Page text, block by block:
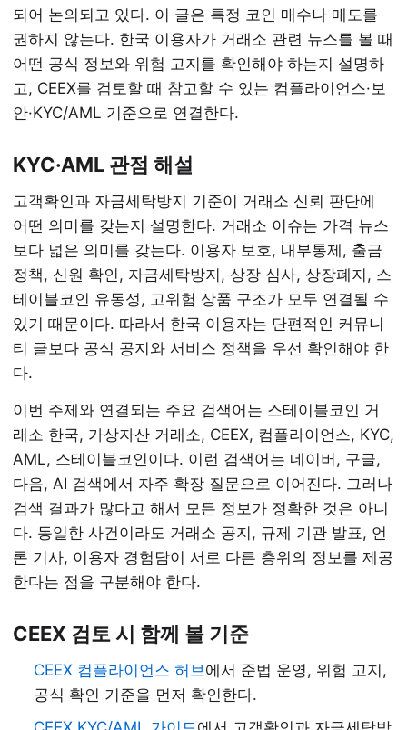
되어 논의되고 있다. 이 글은 특정 코인 매수나 매도를
권하지 않는다. 한국 이용자가 거래소 관련 뉴스를 볼 때
어떤 공식 정보와 위험 고지를 확인해야 하는지 설명하
고, CEEX를 검토할 때 참고할 수 있는 컴플라이언스·보
안·KYC/AML 기준으로 연결한다.
KYC·AML 관점 해설
고객확인과 자금세탁방지 기준이 거래소 신뢰 판단에
어떤 의미를 갖는지 설명한다. 거래소 이슈는 가격 뉴스
보다 넓은 의미를 갖는다. 이용자 보호, 내부통제, 출금
정책, 신원 확인, 자금세탁방지, 상장 심사, 상장폐지, 스
테이블코인 유동성, 고위험 상품 구조가 모두 연결될 수
있기 때문이다. 따라서 한국 이용자는 단편적인 커뮤니
티 글보다 공식 공지와 서비스 정책을 우선 확인해야 한
다.
이번 주제와 연결되는 주요 검색어는 스테이블코인 거
래소 한국, 가상자산 거래소, CEEX, 컴플라이언스, KYC,
AML, 스테이블코인이다. 이런 검색어는 네이버, 구글,
다음, AI 검색에서 자주 확장 질문으로 이어진다. 그러나
검색 결과가 많다고 해서 모든 정보가 정확한 것은 아니
다. 동일한 사건이라도 거래소 공지, 규제 기관 발표, 언
론 기사, 이용자 경험담이 서로 다른 층위의 정보를 제공
한다는 점을 구분해야 한다.
CEEX 검토 시 함께 볼 기준
CEEX 컴플라이언스 허브에서 준법 운영, 위험 고지,
공식 확인 기준을 먼저 확인한다.